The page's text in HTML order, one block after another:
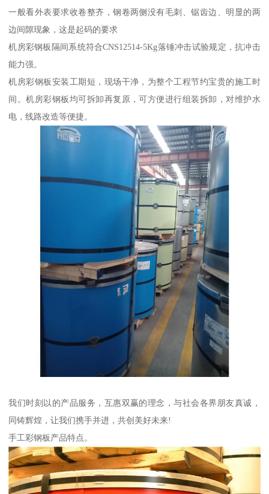
一般看外表要求收卷整齐，钢卷两侧没有毛刺、锯齿边、明显的两
边间隙现象，这是起码的要求
机房彩钢板隔间系统符合CNS12514-5Kg落锤冲击试验规定，抗冲击
能力强。
机房彩钢板安装工期短，现场干净，为整个工程节约宝贵的施工时
间。机房彩钢板均可拆卸再复原，可方便进行组装拆卸，对维护水
电，线路改造等便捷。
我们时刻以的产品服务，互惠双赢的理念，与社会各界朋友真诚，
同铸辉煌，让我们携手并进，共创美好未来!
手工彩钢板产品特点。